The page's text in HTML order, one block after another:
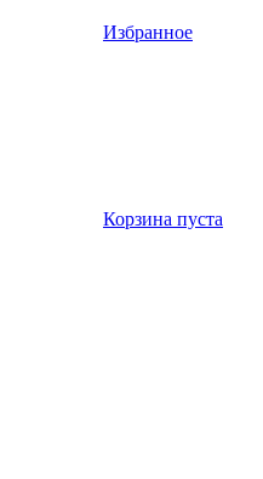
Избранное
Корзина пуста